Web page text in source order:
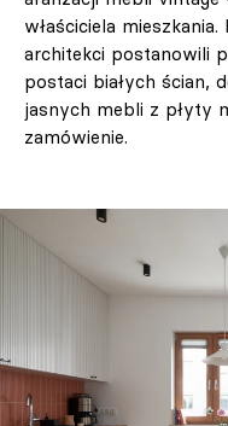
właściciela
architekci postanowili
postaci białych ścian,
jasnych mebli z płyty
zamówienie.